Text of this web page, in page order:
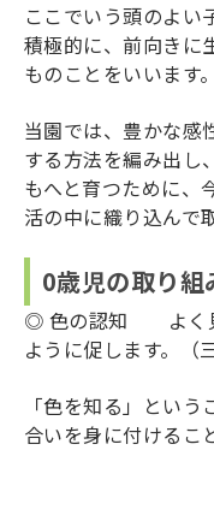
ここでいう頭のよい
積極的に、前向きに
ものことをいいます。
当園では、豊かな感
する方法を編み出し
もへと育つために、
活の中に織り込んで
0歳児の取り組
◎ 色の認知 よく見
ように促します。（
「色を知る」とい
合いを身に付けるこ